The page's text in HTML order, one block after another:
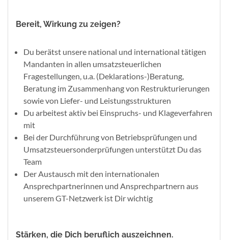
Bereit, Wirkung zu zeigen?
Du berätst unsere national und international tätigen
Mandanten in allen umsatzsteuerlichen
Fragestellungen, u.a. (Deklarations-)Beratung,
Beratung im Zusammenhang von Restrukturierungen
sowie von Liefer- und Leistungsstrukturen
Du arbeitest aktiv bei Einspruchs- und Klageverfahren
mit
Bei der Durchführung von Betriebsprüfungen und
Umsatzsteuersonderprüfungen unterstützt Du das
Team
Der Austausch mit den internationalen
Ansprechpartnerinnen und Ansprechpartnern aus
unserem GT-Netzwerk ist Dir wichtig
Stärken, die Dich beruflich auszeichnen.